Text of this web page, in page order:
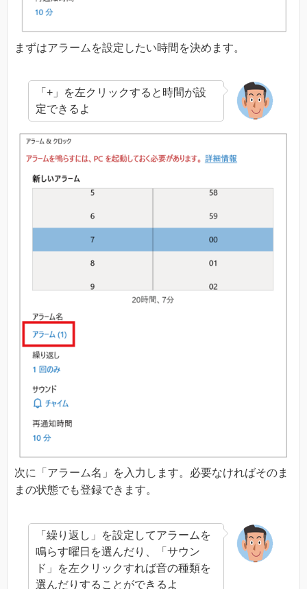
まずはアラームを設定したい時間を決めます。
「+」を左クリックすると時間が設
定できるよ
次に「アラーム名」を入力します。必要なければそのま
まの状態でも登録できます。
「繰り返し」を設定してアラームを
鳴らす曜日を選んだり、「サウン
ド」を左クリックすれば音の種類を
選んだりすることができるよ